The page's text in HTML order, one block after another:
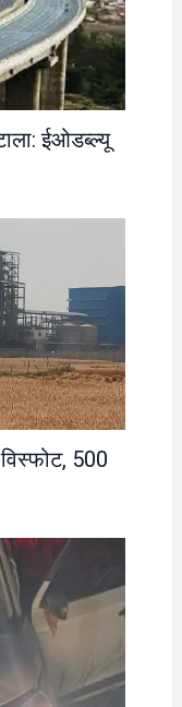
ईओडब्ल्यू
500